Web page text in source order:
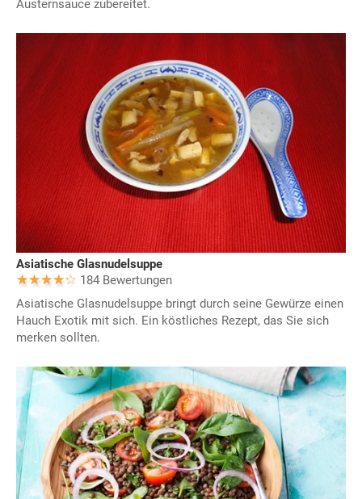
Austernsauce zubereitet.
Asiatische Glasnudelsuppe
184 Bewertungen
Asiatische Glasnudelsuppe bringt durch seine Gewürze einen
Hauch Exotik mit sich. Ein köstliches Rezept, das Sie sich
merken sollten.